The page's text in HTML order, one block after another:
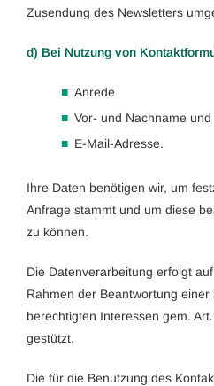
Zusendung des Newsletters
d) Bei Nutzung von
Anrede
Vor- und Nachname und
E-Mail-Adresse.
Ihre Daten benötigen wir, um
Anfrage stammt und um diese
zu können.
Die Datenverarbeitung erfolgt
Rahmen der Beantwortung
berechtigten Interessen gem.
gestützt.
Die für die Benutzung des